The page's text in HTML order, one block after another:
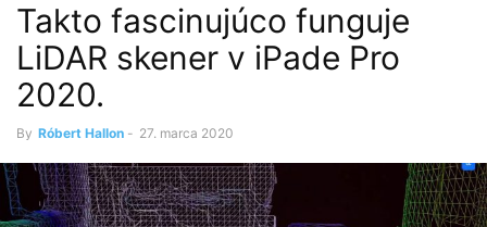
Takto fascinujúco funguje
LiDAR skener v iPade Pro
2020.
By Róbert Hallon - 27. marca 2020